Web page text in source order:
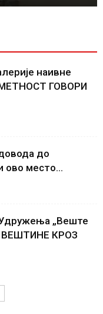
наивне
ГОВОРИ
до
ово место...
„Веште
ВЕШТИНЕ КРОЗ